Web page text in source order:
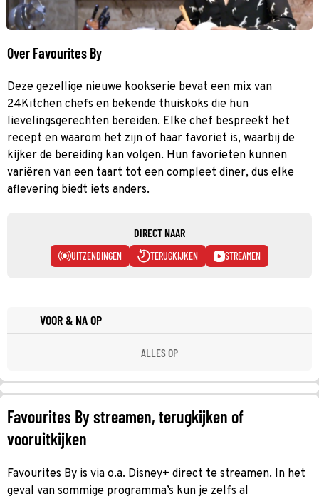
Over Favourites By
Deze gezellige nieuwe kookserie bevat een mix van
24Kitchen chefs en bekende thuiskoks die hun
lievelingsgerechten bereiden. Elke chef bespreekt het
recept en waarom het zijn of haar favoriet is, waarbij de
kijker de bereiding kan volgen. Hun favorieten kunnen
variëren van een taart tot een compleet diner, dus elke
aflevering biedt iets anders.
DIRECT NAAR
UITZENDINGEN TERUGKIJKEN STREAMEN
VOOR & NA OP
ALLES OP
Favourites By streamen, terugkijken of
vooruitkijken
Favourites By is via o.a. Disney+ direct te streamen. In het
geval van sommige programma’s kun je zelfs al